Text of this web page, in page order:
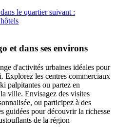
le quartier suivant :
et dans ses environs
d'activités urbaines idéales pour
Explorez les centres commerciaux
palpitantes ou partez en
ville. Envisagez des visites
ou participez à des
guidées pour découvrir la richesse
de la région